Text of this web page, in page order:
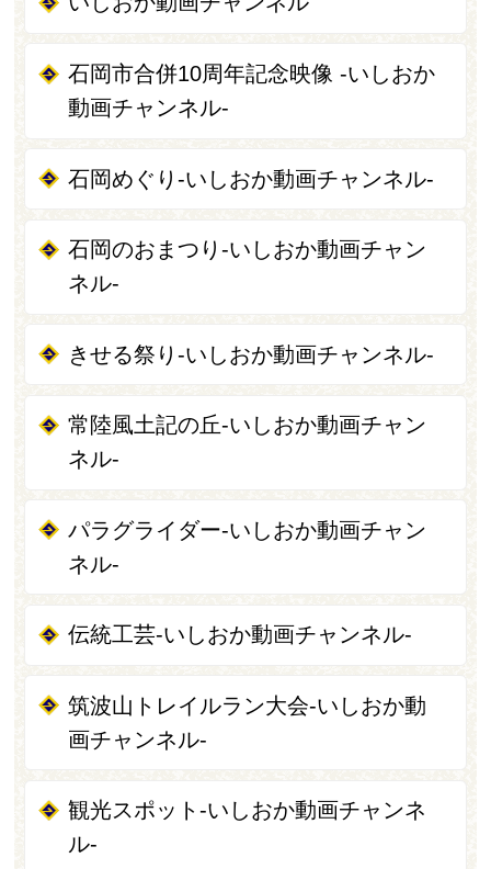
石岡市合併10周年記念映像 -いしおか
動画チャンネル-
石岡めぐり-いしおか動画チャンネル-
石岡のおまつり-いしおか動画チャン
ネル-
きせる祭り-いしおか動画チャンネル-
常陸風土記の丘-いしおか動画チャン
ネル-
パラグライダー-いしおか動画チャン
ネル-
伝統工芸-いしおか動画チャンネル-
筑波山トレイルラン大会-いしおか動
画チャンネル-
観光スポット-いしおか動画チャンネ
ル-